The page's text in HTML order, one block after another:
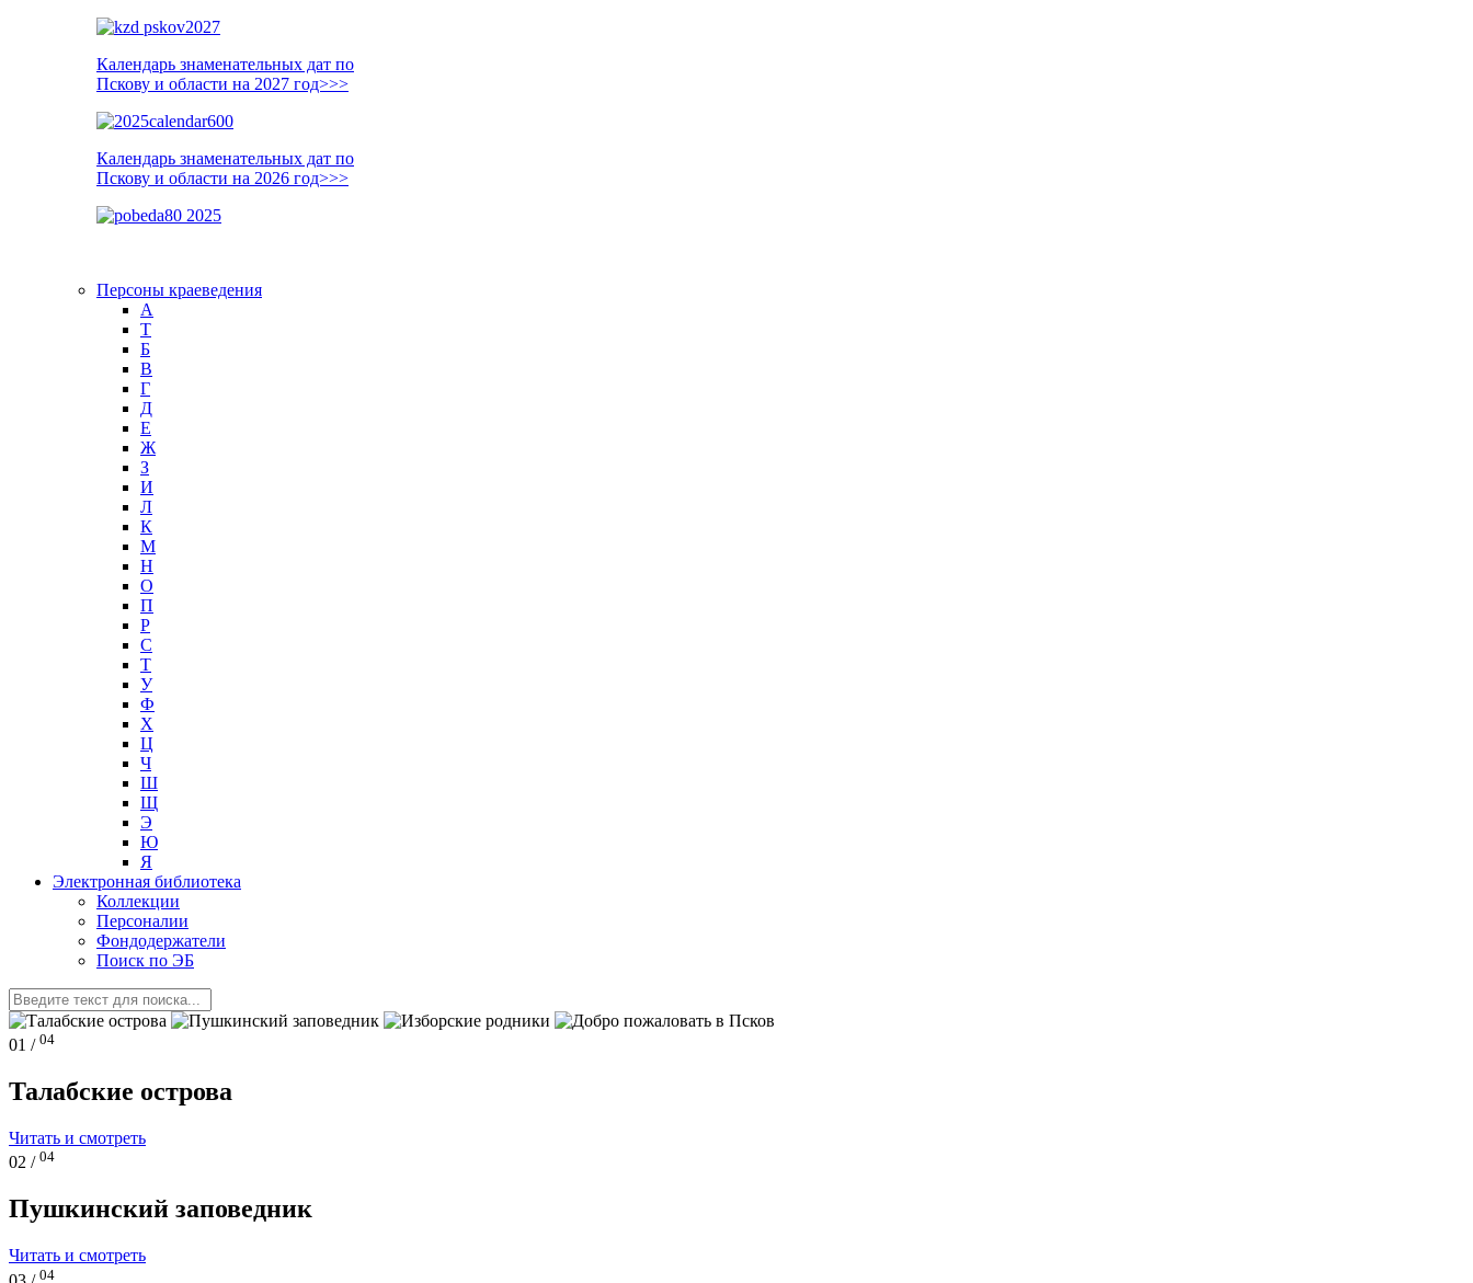
Календарь знаменательных дат по
Пскову и области на 2027 год>>>
Календарь знаменательных дат по
Пскову и области на 2026 год>>>
Персоны краеведения
А
T
Б
В
Г
Д
Е
Ж
З
И
Л
К
М
Н
О
П
Р
С
Т
У
Ф
Х
Ц
Ч
Ш
Щ
Э
Ю
Я
Электронная библиотека
Коллекции
Персоналии
Фондодержатели
Поиск по ЭБ
01 / 04
Талабские острова
Читать и смотреть
02 / 04
Пушкинский заповедник
Читать и смотреть
04